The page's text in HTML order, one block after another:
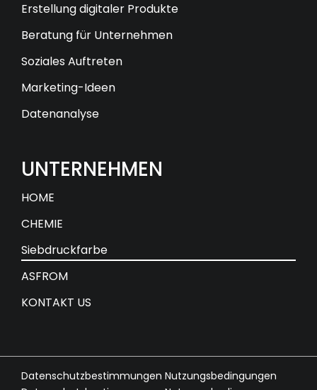
Erstellung digitaler Produkte
Beratung für Unternehmen
Soziales Auftreten
Marketing-Ideen
Datenanalyse
UNTERNEHMEN
HOME
CHEMIE
Siebdruckfarbe
ASFROM
KONTAKT US
Datenschutzbestimmungen Nutzungsbedingungen